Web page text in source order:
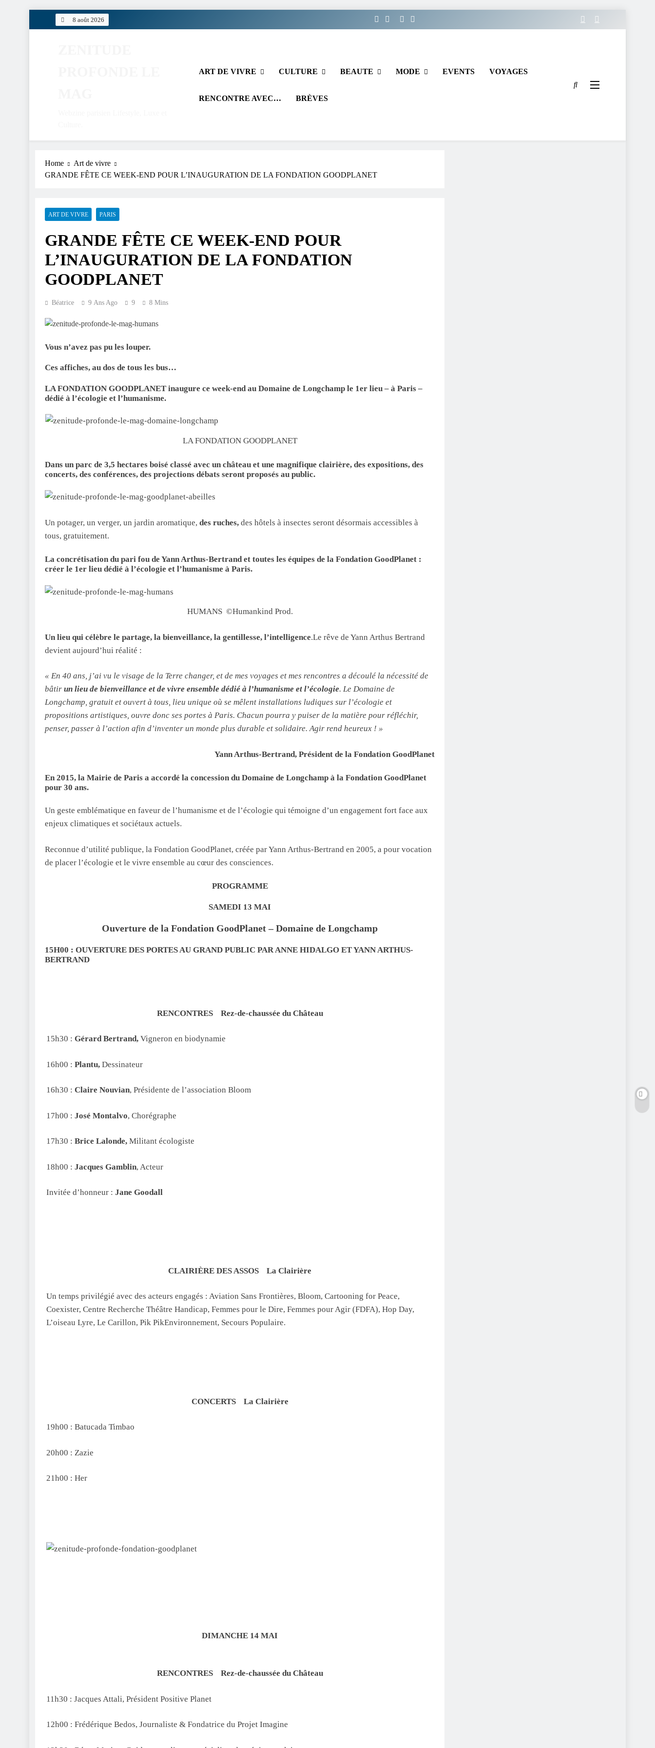
8 août 2026
ART DE VIVRE CULTURE BEAUTE MODE EVENTS VOYAGES
RENCONTRE AVEC… BRÈVES
Home
Art de vivre
GRANDE FÊTE CE WEEK-END POUR L’INAUGURATION DE LA FONDATION GOODPLANET
ART DE VIVRE PARIS
GRANDE FÊTE CE WEEK-END POUR
L’INAUGURATION DE LA FONDATION
GOODPLANET
Béatrice 9 Ans Ago 9 8 Mins
Vous n’avez pas pu les louper.
Ces affiches, au dos de tous les bus…
LA FONDATION GOODPLANET inaugure ce week-end au Domaine de Longchamp le 1er lieu – à Paris –
dédié à l’écologie et l’humanisme.
LA FONDATION GOODPLANET
Dans un parc de 3,5 hectares boisé classé avec un château et une magnifique clairière, des expositions, des
concerts, des conférences, des projections débats seront proposés au public.
Un potager, un verger, un jardin aromatique, des ruches, des hôtels à insectes seront désormais accessibles à
tous, gratuitement.
La concrétisation du pari fou de Yann Arthus-Bertrand et toutes les équipes de la Fondation GoodPlanet :
créer le 1er lieu dédié à l’écologie et l’humanisme à Paris.
HUMANS ©Humankind Prod.
Un lieu qui célèbre le partage, la bienveillance, la gentillesse, l’intelligence.Le rêve de Yann Arthus Bertrand
devient aujourd’hui réalité :
« En 40 ans, j’ai vu le visage de la Terre changer, et de mes voyages et mes rencontres a découlé la nécessité de
bâtir un lieu de bienveillance et de vivre ensemble dédié à l’humanisme et l’écologie. Le Domaine de
Longchamp, gratuit et ouvert à tous, lieu unique où se mêlent installations ludiques sur l’écologie et
propositions artistiques, ouvre donc ses portes à Paris. Chacun pourra y puiser de la matière pour réfléchir,
penser, passer à l’action afin d’inventer un monde plus durable et solidaire.Agir rend heureux ! »
Yann Arthus-Bertrand, Président de la Fondation GoodPlanet
En 2015, la Mairie de Paris a accordé la concession du Domaine de Longchamp à la Fondation GoodPlanet
pour 30 ans.
Un geste emblématique en faveur de l’humanisme et de l’écologie qui témoigne d’un engagement fort face aux
enjeux climatiques et sociétaux actuels.
Reconnue d’utilité publique, la Fondation GoodPlanet, créée par Yann Arthus-Bertrand en 2005, a pour vocation
de placer l’écologie et le vivre ensemble au cœur des consciences.
PROGRAMME
SAMEDI 13 MAI
Ouverture de la Fondation GoodPlanet – Domaine de Longchamp
15H00 : OUVERTURE DES PORTES AU GRAND PUBLIC PAR ANNE HIDALGO ET YANN ARTHUS-
BERTRAND
RENCONTRES Rez-de-chaussée du Château
15h30 : Gérard Bertrand, Vigneron en biodynamie
16h00 : Plantu, Dessinateur
16h30 : Claire Nouvian, Présidente de l’association Bloom
17h00 : José Montalvo, Chorégraphe
17h30 : Brice Lalonde, Militant écologiste
18h00 : Jacques Gamblin, Acteur
Invitée d’honneur : Jane Goodall
CLAIRIÈRE DES ASSOS La Clairière
Un temps privilégié avec des acteurs engagés : Aviation Sans Frontières, Bloom, Cartooning for Peace,
Coexister, Centre Recherche Théâtre Handicap, Femmes pour le Dire, Femmes pour Agir (FDFA), Hop Day,
L’oiseau Lyre, Le Carillon, Pik PikEnvironnement, Secours Populaire.
CONCERTS La Clairière
19h00 : Batucada Timbao
20h00 : Zazie
21h00 : Her
DIMANCHE 14 MAI
RENCONTRES Rez-de-chaussée du Château
11h30 : Jacques Attali, Président Positive Planet
12h00 : Frédérique Bedos, Journaliste & Fondatrice du Projet Imagine